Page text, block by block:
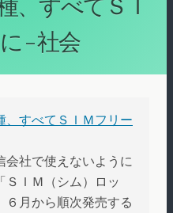
– 社会
、すべてＳＩＭフリー
会社で使えないように
ＩＭ（シム）ロッ
６月から順次発売する